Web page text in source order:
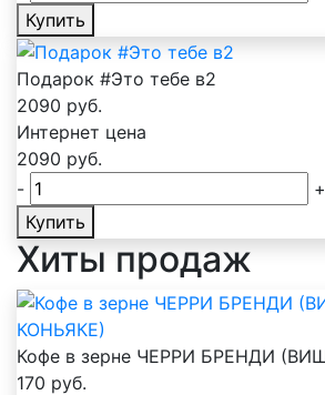
Купить
Подарок #Это тебе в2
2090 руб.
Интернет цена
2090 руб.
-
+
Купить
Хиты продаж
Кофе в зерне ЧЕРРИ БРЕНДИ
170 руб.